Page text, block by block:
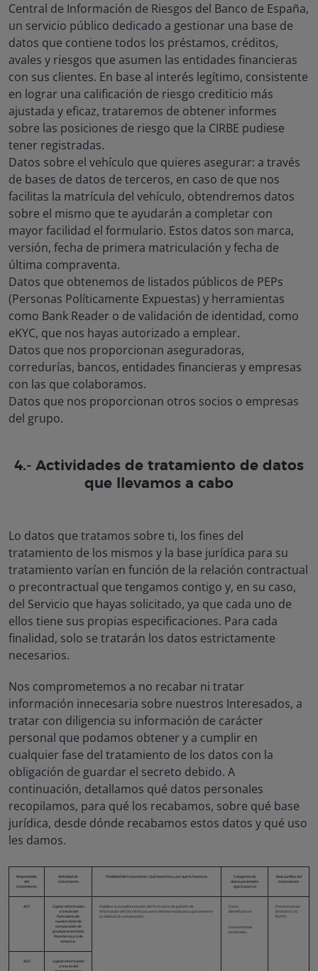
Central de Información de Riesgos del Banco de España,
un servicio público dedicado a gestionar una base de
datos que contiene todos los préstamos, créditos,
avales y riesgos que asumen las entidades financieras
con sus clientes. En base al interés legítimo, consistente
en lograr una calificación de riesgo crediticio más
ajustada y eficaz, trataremos de obtener informes
sobre las posiciones de riesgo que la CIRBE pudiese
tener registradas.
Datos sobre el vehículo que quieres asegurar: a través
de bases de datos de terceros, en caso de que nos
facilitas la matrícula del vehículo, obtendremos datos
sobre el mismo que te ayudarán a completar con
mayor facilidad el formulario. Estos datos son marca,
versión, fecha de primera matriculación y fecha de
última compraventa.
Datos que obtenemos de listados públicos de PEPs
(Personas Políticamente Expuestas) y herramientas
como Bank Reader o de validación de identidad, como
eKYC, que nos hayas autorizado a emplear.
Datos que nos proporcionan aseguradoras,
corredurías, bancos, entidades financieras y empresas
con las que colaboramos.
Datos que nos proporcionan otros socios o empresas
del grupo.
4.- Actividades de tratamiento de datos
que llevamos a cabo
Lo datos que tratamos sobre ti, los fines del
tratamiento de los mismos y la base jurídica para su
tratamiento varían en función de la relación contractual
o precontractual que tengamos contigo y, en su caso,
del Servicio que hayas solicitado, ya que cada uno de
ellos tiene sus propias especificaciones. Para cada
finalidad, solo se tratarán los datos estrictamente
necesarios.
Nos comprometemos a no recabar ni tratar
información innecesaria sobre nuestros Interesados, a
tratar con diligencia su información de carácter
personal que podamos obtener y a cumplir en
cualquier fase del tratamiento de los datos con la
obligación de guardar el secreto debido. A
continuación, detallamos qué datos personales
recopilamos, para qué los recabamos, sobre qué base
jurídica, desde dónde recabamos estos datos y qué uso
les damos.
Responsable
del
tratamiento
Actividad de
tratamiento
Finalidad del tratamiento. Qué hacemos y por qué lo hacemos
Categorías de
datos personales
que tratamos
Base jurídica del
tratamiento
ACS
Captar información
a través del
formulario de
nuestra Web de
comparación de
productos/servicios
financieros y/o de
consumo.
Habilitar la cumplimentación del formulario de petición de
información del Sitio Web por parte del Interesado para que presente
su solicitud de comparación.
Datos
identificativos
Características
personales
Precontractual
(Artículo 6.1.b)
RGPD)
ASO
Captar información
a través del